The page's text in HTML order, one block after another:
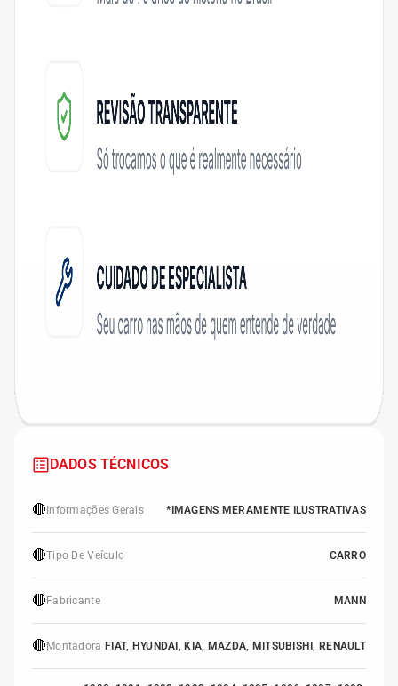
DADOS TÉCNICOS
🔴 Informações Gerais *IMAGENS MERAMENTE ILUSTRATIVAS
🔴Tipo De Veículo CARRO
🔴 Fabricante MANN
🔴 Montadora FIAT, HYUNDAI, KIA, MAZDA, MITSUBISHI, RENAULT